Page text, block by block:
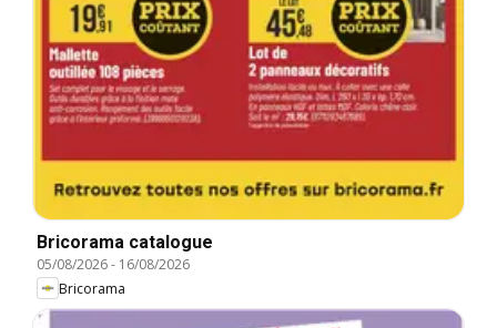
Bricorama catalogue
05/08/2026- 16/08/2026
Bricorama